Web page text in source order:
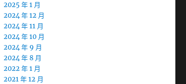
2025 年 1 月
2024 年 12 月
2024 年 11 月
2024 年 10 月
2024 年 9 月
2024 年 8 月
2022 年 1 月
2021 年 12 月